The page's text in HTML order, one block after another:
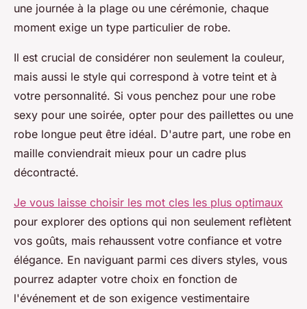
une journée à la plage ou une cérémonie, chaque
moment exige un type particulier de robe.
Il est crucial de considérer non seulement la couleur,
mais aussi le style qui correspond à votre teint et à
votre personnalité. Si vous penchez pour une robe
sexy pour une soirée, opter pour des paillettes ou une
robe longue peut être idéal. D'autre part, une robe en
maille conviendrait mieux pour un cadre plus
décontracté.
Je vous laisse choisir les mot cles les plus optimaux
pour explorer des options qui non seulement reflètent
vos goûts, mais rehaussent votre confiance et votre
élégance. En naviguant parmi ces divers styles, vous
pourrez adapter votre choix en fonction de
l'événement et de son exigence vestimentaire